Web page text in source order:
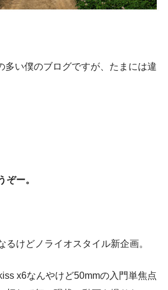
多い僕のブログですが、たまには違
ぞー。
るけどノライオスタイル新企画。
x6なんやけど50mmの入門単焦点